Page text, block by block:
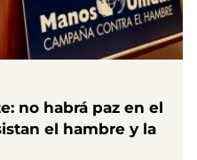
no habrá paz en el
el hambre y la